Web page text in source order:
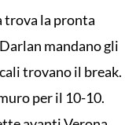
trova la pronta
mandano gli
trovano il break.
per il 10-10.